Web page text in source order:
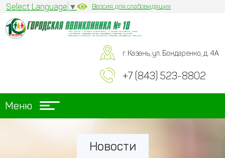
Select Language ▼ Версия для слабовидящих
г. Казань, ул. Бондаренко, д. 4А
+7 (843) 523-8802
Меню
Новости